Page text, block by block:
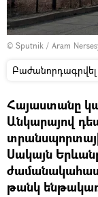
© Sputnik / Aram
Բաժանորդագրվել
Հայաստանը
Անկարայով
Սակայն
թանկ